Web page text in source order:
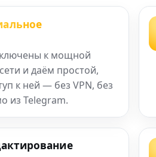
изображений
к мощной
и даём простой,
к ней — без VPN, без
из Telegram.